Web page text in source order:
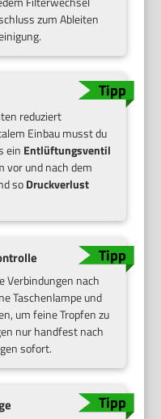
zum Ableiten
reduziert
Einbau musst du
ein Entlüftungsventil
vor und nach dem
soDruckverlust
Verbindungen nach
Taschenlampe und
um feine Tropfen zu
nur handfest nach
sofort.